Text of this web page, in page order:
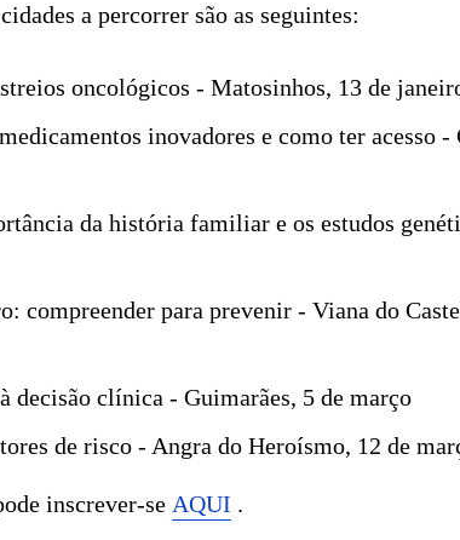
a percorrer são as seguintes:
oncológicos - Matosinhos, 13 de
inovadores e como ter acesso -
da história familiar e os estudos
compreender para prevenir - Viana do
decisão clínica - Guimarães, 5 de março
de risco - Angra do Heroísmo, 12 de
inscrever-se AQUI .